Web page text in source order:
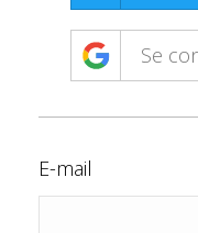
Se
E-mail